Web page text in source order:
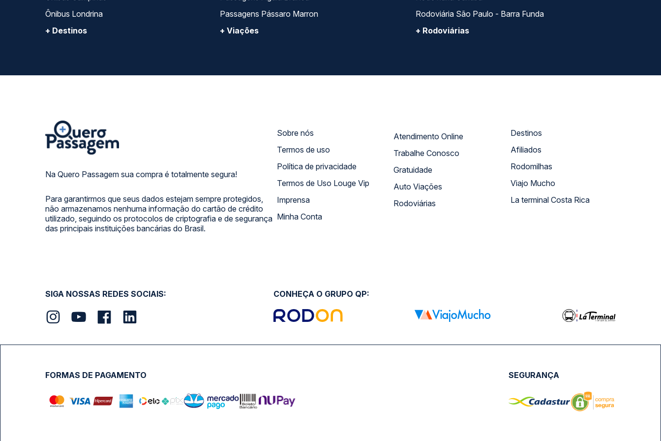
Ônibus Londrina
+ Destinos
Passagens Pássaro Marron
+ Viações
Rodoviária São Paulo - Barra Funda
+ Rodoviárias
Na Quero Passagem sua compra é totalmente segura!
Para garantirmos que seus dados estejam sempre protegidos,
não armazenamos nenhuma informação do cartão de crédito
utilizado, seguindo os protocolos de criptografia e de segurança
das principais instituições bancárias do Brasil.
Sobre nós
Termos de uso
Política de privacidade
Termos de Uso Louge Vip
Imprensa
Minha Conta
Atendimento Online
Trabalhe Conosco
Gratuidade
Auto Viações
Rodoviárias
Destinos
Afiliados
Rodomilhas
Viajo Mucho
La terminal Costa Rica
SIGA NOSSAS REDES SOCIAIS: CONHEÇA O GRUPO QP:
FORMAS DE PAGAMENTO SEGURANÇA